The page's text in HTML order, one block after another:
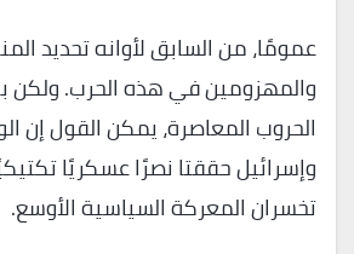
عمومًا، من السابق لأوانه تحديد
والمهزومين في هذه الحرب. ولكن
الحروب المعاصرة، يمكن القول إن
وإسرائيل حققتا نصرًا عسكريًا
تخسران المعركة السياسية الأوسع.